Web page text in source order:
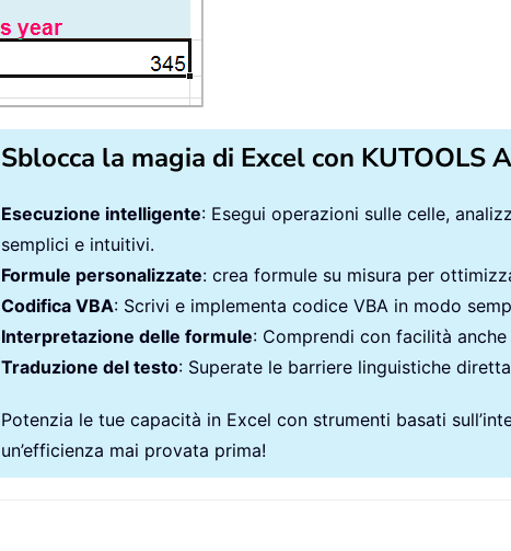
Sblocca la magia di Excel con KUTOOLS
Esecuzione intelligente: Esegui operazioni sulle celle,
semplici e intuitivi.
Formule personalizzate: crea formule su misura per
Codifica VBA: Scrivi e implementa codice VBA in modo
Interpretazione delle formule: Comprendi con facilità
Traduzione del testo: Superate le barriere linguistiche
Potenzia le tue capacità in Excel con strumenti basati
un’efficienza mai provata prima!